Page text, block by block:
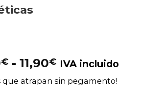
€ - 11,90€Rango
de
precios:
IVA incluido
que atrapan sin pegamento!